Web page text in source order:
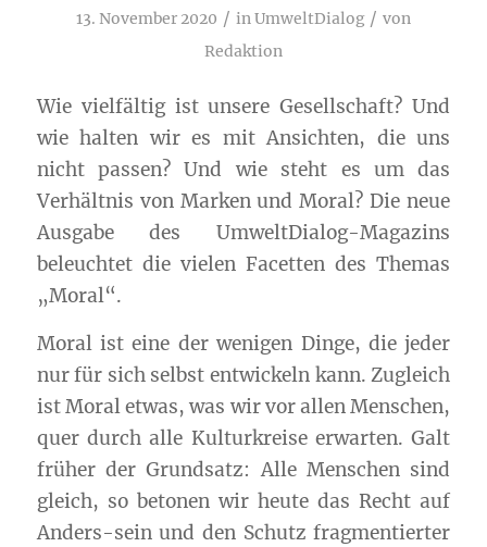
13. November 2020 / inUmweltDialog / von
Redaktion
Wie vielfältig ist unsere Gesellschaft? Und
wie halten wir es mit Ansichten, die uns
nicht passen? Und wie steht es um das
Verhältnis von Marken und Moral? Die neue
Ausgabe des UmweltDialog-Magazins
beleuchtet die vielen Facetten des Themas
„Moral“.
Moral ist eine der wenigen Dinge, die jeder
nur für sich selbst entwickeln kann. Zugleich
ist Moral etwas, was wir vor allen Menschen,
quer durch alle Kulturkreise erwarten. Galt
früher der Grundsatz: Alle Menschen sind
gleich, so betonen wir heute das Recht auf
Anders-sein und den Schutz fragmentierter